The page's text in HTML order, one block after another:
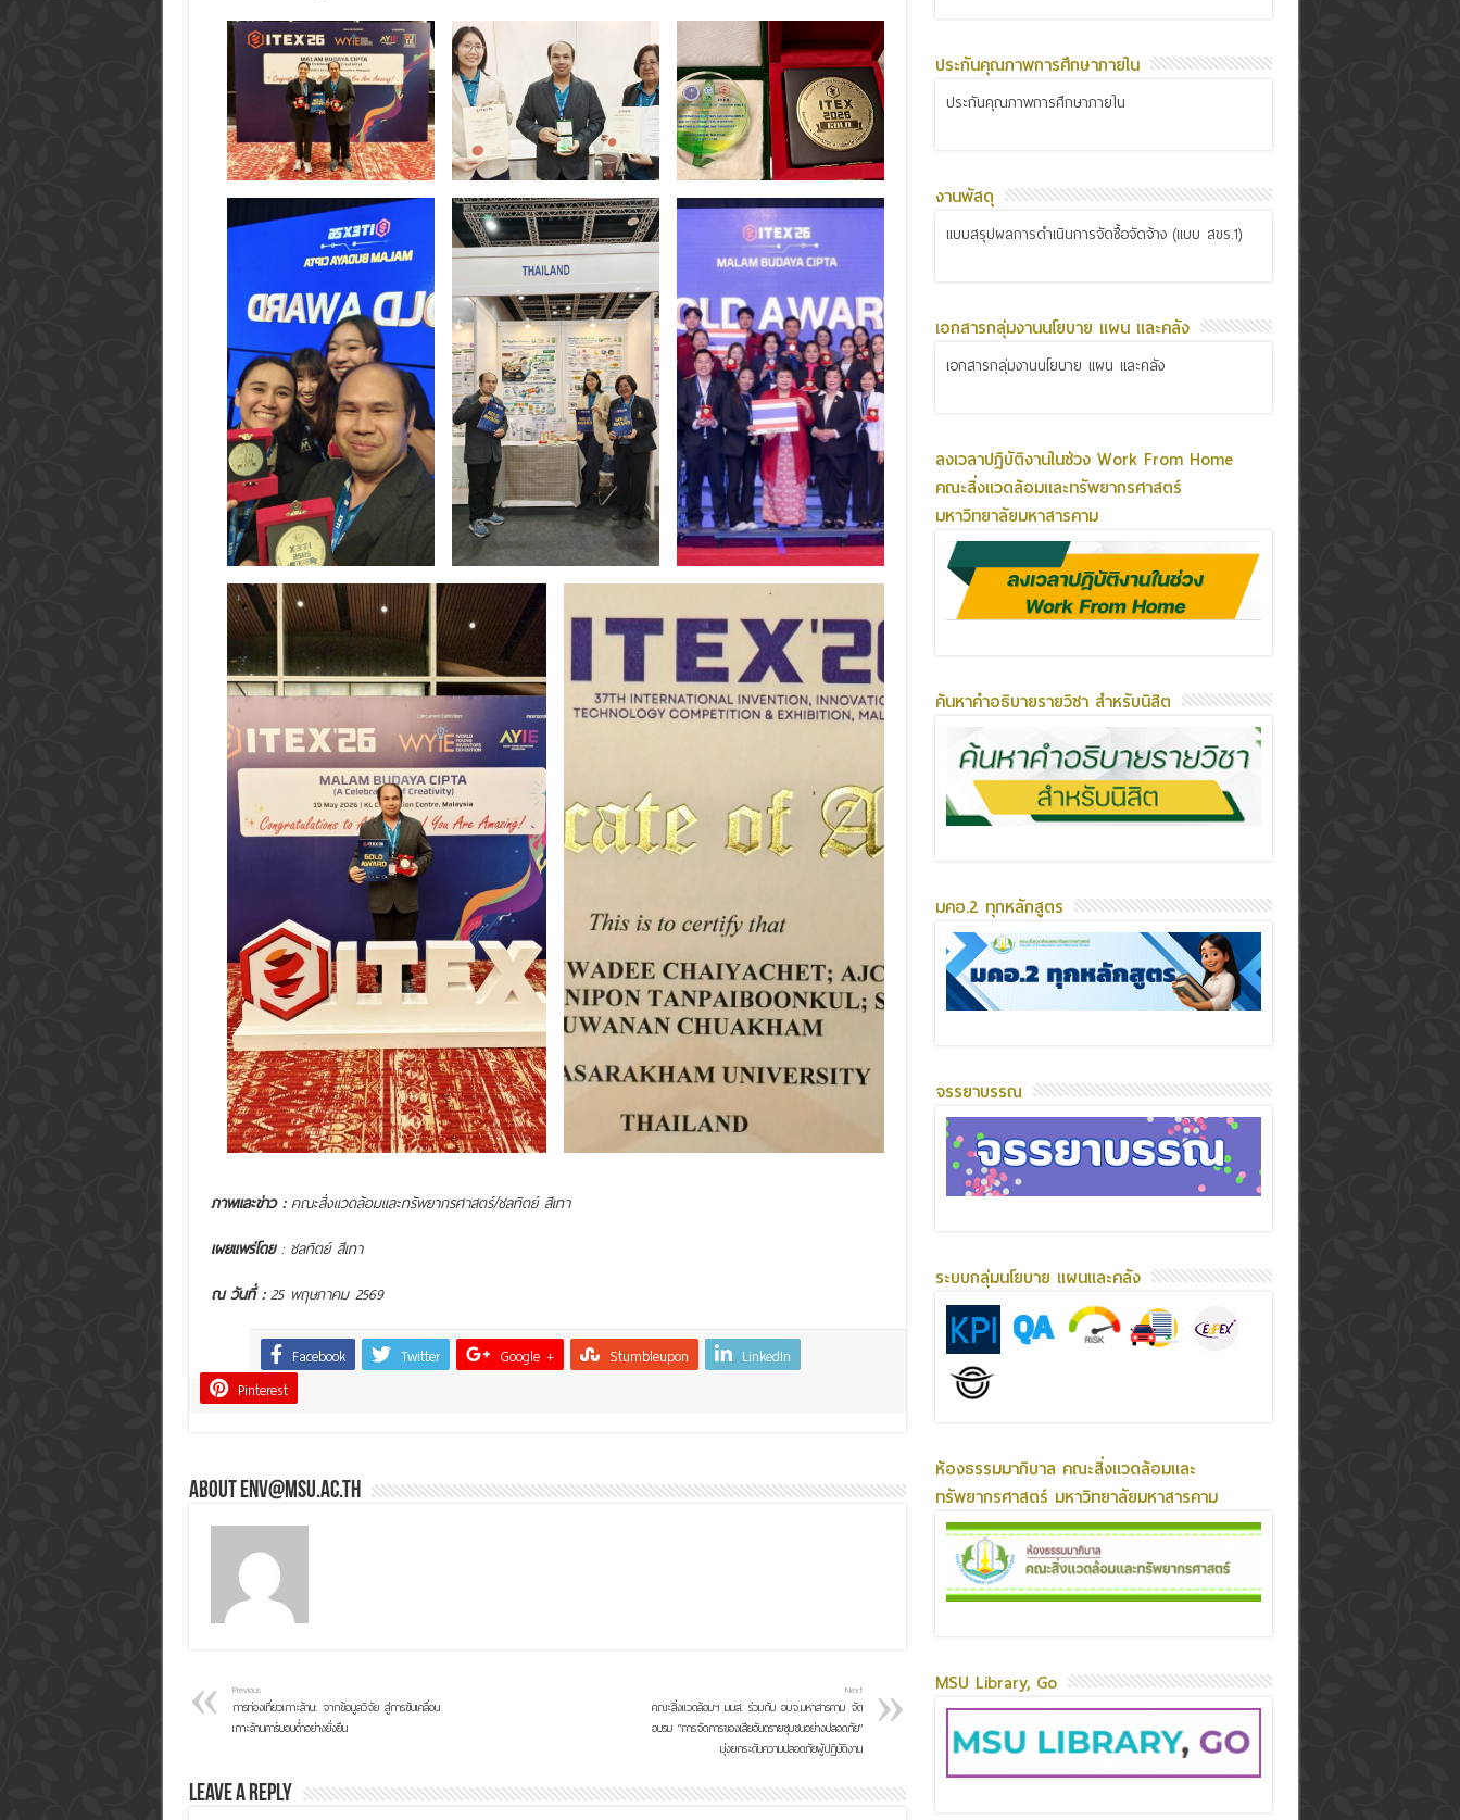
ภาพและข่าว :คณะสิ่งแวดล้อมและทรัพยากรศาสตร์/ชลทิตย์ สีเทา
เผยแพร่โดย: ชลทิตย์ สีเทา
ณ วันที่ :25 พฤษภาคม 2569
Facebook Twitter Google + Stumbleupon
LinkedIn
Pinterest
About env@msu.ac.th
Previous
การท่องเที่ยวเกาะล้าน: จากข้อมูลวิจัย สู่การขับเคลื่อน
เกาะล้านคาร์บอนต่ำอย่างยั่งยืน
Next
คณะสิ่งแวดล้อมฯ มมส. ร่วมกับ อบจ.มหาสารคาม จัด
อบรม “การจัดการของเสียอันตรายชุมชนอย่างปลอดภัย”
มุ่งยกระดับความปลอดภัยผู้ปฏิบัติงาน
Leave a Reply
ประกันคุณภาพการศึกษาภายใน
ประกันคุณภาพการศึกษาภายใน
งานพัสดุ
แบบสรุปผลการดำเนินการจัดซื้อจัดจ้าง (แบบ สขร.1)
เอกสารกลุ่มงานนโยบาย แผน และคลัง
เอกสารกลุ่มงานนโยบาย แผน และคลัง
ลงเวลาปฏิบัติงานในช่วง Work From Home
คณะสิ่งแวดล้อมและทรัพยากรศาสตร์
มหาวิทยาลัยมหาสารคาม
ค้นหาคำอธิบายรายวิชา สำหรับนิสิต
มคอ.2 ทุกหลักสูตร
จรรยาบรรณ
ระบบกลุ่มนโยบาย แผนและคลัง
ห้องธรรมมาภิบาล คณะสิ่งแวดล้อมและ
ทรัพยากรศาสตร์ มหาวิทยาลัยมหาสารคาม
MSU Library, Go